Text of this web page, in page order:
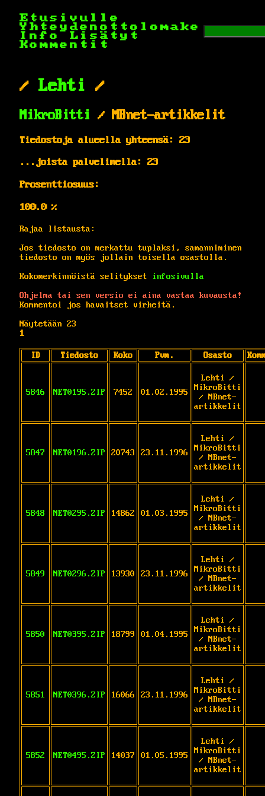
Etusivulle
Yhteydenottolomake
Info
Lisätyt
Kommentit
/ Lehti /
MikroBitti / MBnet-artikkelit
Tiedostoja alueella yhteensä: 23
...joista palvelimella: 23
Prosenttiosuus:
100.0 %
Rajaa listausta:
Jos tiedosto on merkattu tuplaksi, samanniminen
tiedosto on myös jollain toisella osastolla.
Kokomerkinnöistä selitykset
infosivulla
Ohjelma tai sen versio ei aina vastaa kuvausta!
Kommentoi jos havaitset virheitä.
Näytetään 23
1
ID Tiedosto Koko Pvm. Osasto
5846 NET0195.ZIP 7452 01.02.1995
Lehti /
MikroBitti
/ MBnet-
artikkelit
5847 NET0196.ZIP 20743 23.11.1996
Lehti /
MikroBitti
/ MBnet-
artikkelit
5848 NET0295.ZIP 14862 01.03.1995
Lehti /
MikroBitti
/ MBnet-
artikkelit
5849 NET0296.ZIP 13930 23.11.1996
Lehti /
MikroBitti
/ MBnet-
artikkelit
5850 NET0395.ZIP 18799 01.04.1995
Lehti /
MikroBitti
/ MBnet-
artikkelit
5851 NET0396.ZIP 16066 23.11.1996
Lehti /
MikroBitti
/ MBnet-
artikkelit
5852 NET0495.ZIP 14037 01.05.1995
Lehti /
MikroBitti
/ MBnet-
artikkelit